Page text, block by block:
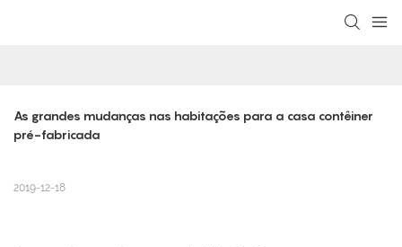
As grandes mudanças nas habitações para a casa contêiner
pré-fabricada
2019-12-18